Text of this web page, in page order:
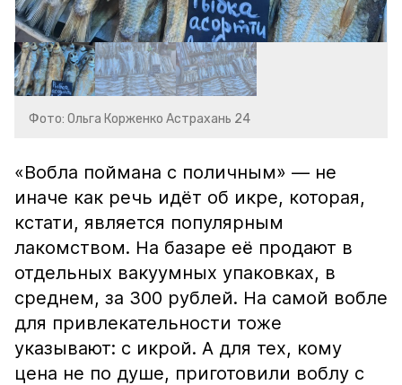
Фото: Ольга Корженко Астрахань 24
«Вобла поймана с поличным» — не
иначе как речь идёт об икре, которая,
кстати, является популярным
лакомством. На базаре её продают в
отдельных вакуумных упаковках, в
среднем, за 300 рублей. На самой вобле
для привлекательности тоже
указывают: с икрой. А для тех, кому
цена не по душе, приготовили воблу с